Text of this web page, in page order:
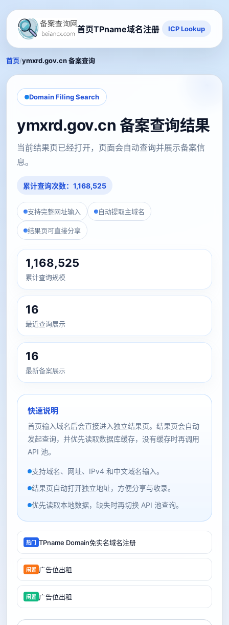
首页TPname域名注册 ICP Lookup
首页/ymxrd.gov.cn 备案查询
Domain Filing Search
ymxrd.gov.cn 备案查询结果
当前结果页已经打开，页面会自动查询并展示备案信
息。
累计查询次数：1,168,525
支持完整网址输入 自动提取主域名
结果页可直接分享
1,168,525
累计查询规模
16
最近查询展示
16
最新备案展示
快速说明
首页输入域名后会直接进入独立结果页。结果页会自动
发起查询，并优先读取数据库缓存，没有缓存时再调用
API 池。
支持域名、网址、IPv4 和中文域名输入。
结果页自动打开独立地址，方便分享与收录。
优先读取本地数据，缺失时再切换 API 池查询。
热门 TPname Domain免实名域名注册
闲置 广告位出租
闲置 广告位出租